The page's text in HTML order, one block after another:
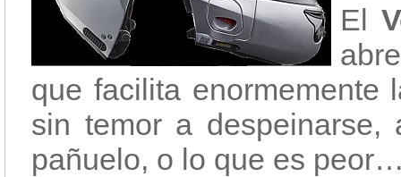
El
que facilita enormemente
sin temor a
pañuelo, o lo que es